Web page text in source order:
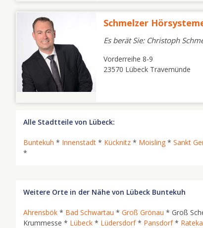
Schmelzer
Es berät Sie: Christoph
Vorderreihe 8-9
23570 Lübeck Travemünde
Alle Stadtteile von Lübeck:
Buntekuh * Innenstadt * Kücknitz * Moisling * Sankt
*
Weitere Orte in der Nähe von Lübeck Buntekuh
Ahrensbök * Bad Schwartau * Groß Grönau * Groß
Krummesse * Lübeck * Lüdersdorf* Pansdorf*